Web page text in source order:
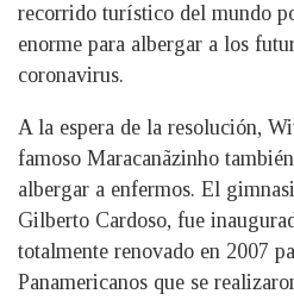
recorrido turístico del mundo
enorme para albergar a los
coronavirus.
A la espera de la resolución,
famoso Maracanãzinho
albergar a enfermos. El
Gilberto Cardoso, fue
totalmente renovado en 2007
Panamericanos que se